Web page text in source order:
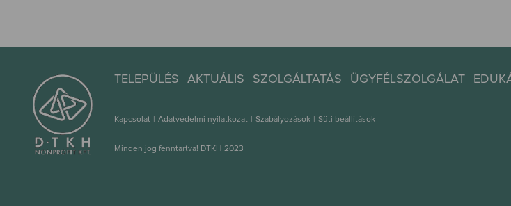
TELEPÜLÉS AKTUÁLIS SZOLGÁLTATÁS ÜGYFÉLSZOLGÁLAT
Kapcsolat Adatvédelmi nyilatkozat Szabályozások Süti beállítások
Minden jog fenntartva! DTKH 2023